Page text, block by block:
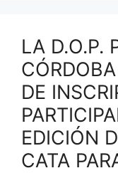
LA D.O.P.
DE
EDICIÓN
CATA